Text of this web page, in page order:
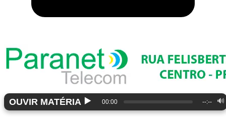
OUVIR MATÉRIA ▶️ 00:00 --:-- 🔊